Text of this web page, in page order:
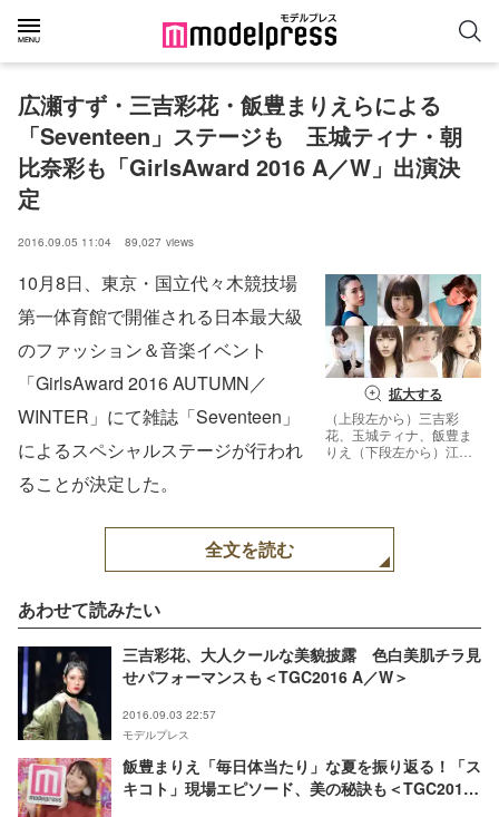
広瀬すず・三吉彩花・飯豊まりえらによる
「Seventeen」ステージも　玉城ティナ・朝
比奈彩も「GirlsAward 2016 A／W」出演決
定
2016.09.05 11:04 89,027 views
拡大する
（上段左から）三吉彩
花、玉城ティナ、飯豊ま
りえ（下段左から）江野
10月8日、東京・国立代々木競技場
第一体育館で開催される日本最大級
のファッション＆音楽イベント
「GirlsAward 2016 AUTUMN／
WINTER」にて雑誌「Seventeen」
によるスペシャルステージが行われ
ることが決定した。
全文を読む
あわせて読みたい
三吉彩花、大人クールな美貌披露 色白美肌チラ見
せパフォーマンスも＜TGC2016 A／W＞
2016.09.03 22:57
モデルプレス
飯豊まりえ「毎日体当たり」な夏を振り返る！「ス
キコト」現場エピソード、美の秘訣も＜TGC2016